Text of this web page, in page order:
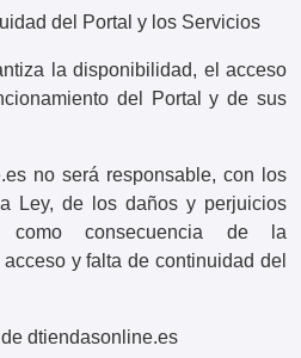
del Portal y los Servicios
la disponibilidad, el acceso
del Portal y de sus
no será responsable, con los
Ley, de los daños y perjuicios
como consecuencia de la
y falta de continuidad del
dtiendasonline.es